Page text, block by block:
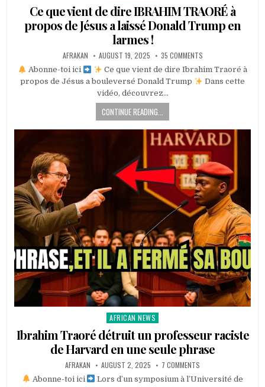
Ce que vient de dire IBRAHIM TRAORÉ à
propos de Jésus a laissé Donald Trump en
larmes !
AFRAKAN AUGUST 19, 2025 35 COMMENTS
Abonne-toi ici
Ce que vient de dire Ibrahim Traoré à
propos de Jésus a bouleversé Donald Trump
Dans cette
vidéo, découvrez…
CONTINUE READING...
Posted
in
AFRICAN NEWS
Ibrahim Traoré détruit un professeur raciste
de Harvard en une seule phrase
AFRAKAN AUGUST 2, 2025 7 COMMENTS
Abonne-toi ici
Lors d’un symposium à l’Université de